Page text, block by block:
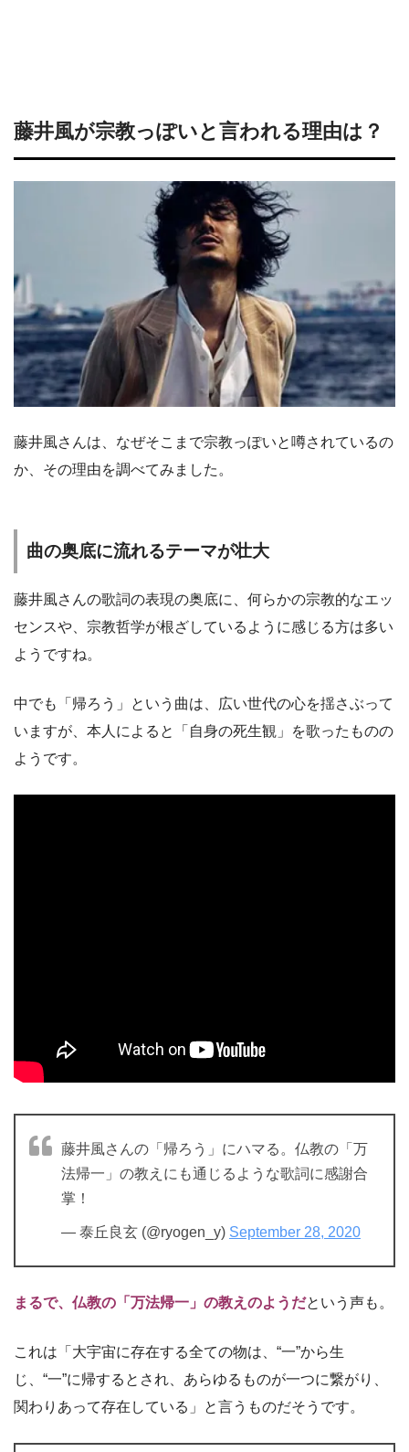
藤井風が宗教っぽいと言われる理由は？
藤井風さんは、なぜそこまで宗教っぽいと噂されているの
か、その理由を調べてみました。
曲の奥底に流れるテーマが壮大
藤井風さんの歌詞の表現の奥底に、何らかの宗教的なエッ
センスや、宗教哲学が根ざしているように感じる方は多い
ようですね。
中でも「帰ろう」という曲は、広い世代の心を揺さぶって
いますが、本人によると「自身の死生観」を歌ったものの
ようです。
藤井風さんの「帰ろう」にハマる。仏教の「万
法帰一」の教えにも通じるような歌詞に感謝合
掌！
— 泰丘良玄 (@ryogen_y) September 28, 2020
まるで、仏教の「万法帰一」の教えのようだという声も。
これは「大宇宙に存在する全ての物は、“一”から生
じ、“一”に帰するとされ、あらゆるものが一つに繋がり、
関わりあって存在している」と言うものだそうです。